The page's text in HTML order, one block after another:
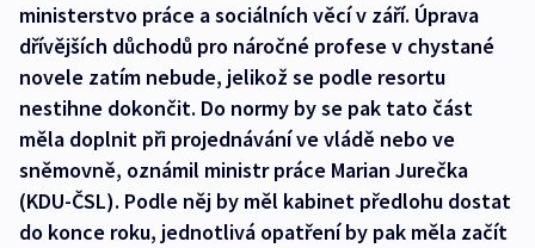
ministerstvo práce a sociálních věcí v září. Úprava
dřívějších důchodů pro náročné profese v chystané
novele zatím nebude, jelikož se podle resortu
nestihne dokončit. Do normy by se pak tato část
měla doplnit při projednávání ve vládě nebo ve
sněmovně, oznámil ministr práce Marian Jurečka
(KDU-ČSL). Podle něj by měl kabinet předlohu dostat
do konce roku, jednotlivá opatření by pak měla začít